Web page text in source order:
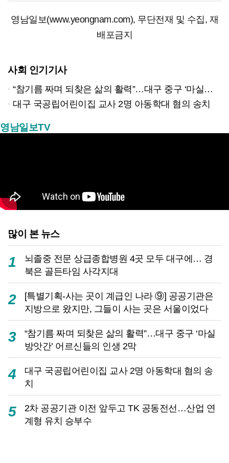
영남일보(www.yeongnam.com), 무단전재 및 수집, 재
배포금지
사회 인기기사
“참기름 짜며 되찾은 삶의 활력”…대구 중구 ‘마실방앗간’ 어르신들의 인생 2막
대구 국공립어린이집 교사 2명 아동학대 혐의 송치
영남일보TV
많이 본 뉴스
1
뇌졸중 전문 상급종합병원 4곳 모두 대구에… 경
북은 골든타임 사각지대
2
[특별기획-사는 곳이 계급인 나라 ⑨] 공공기관은
지방으로 왔지만, 그들이 사는 곳은 서울이었다
3
“참기름 짜며 되찾은 삶의 활력”…대구 중구 ‘마실
방앗간’ 어르신들의 인생 2막
4
대구 국공립어린이집 교사 2명 아동학대 혐의 송
치
5
2차 공공기관 이전 앞두고 TK 공동전선…산업 연
계형 유치 승부수